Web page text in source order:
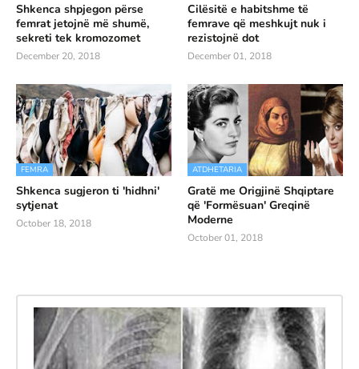
Shkenca shpjegon përse
femrat jetojnë më shumë,
sekreti tek kromozomet
December 20, 2018
Cilësitë e habitshme të
femrave që meshkujt nuk i
rezistojnë dot
December 01, 2018
FEMRA
Shkenca sugjeron ti 'hidhni'
sytjenat
October 18, 2018
ATDHETARIA
Gratë me Origjinë Shqiptare
që 'Formësuan' Greqinë
Moderne
October 01, 2018